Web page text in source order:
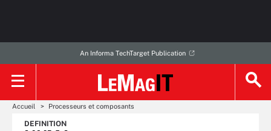
An Informa TechTarget Publication
Accueil Processeurs et composants
DEFINITION